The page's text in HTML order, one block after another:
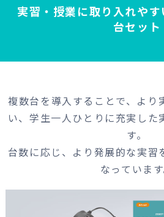
実習・授業に取り入れや
台セット
複数台を導入することで、より
い、学生一人ひとりに充実した
す。
台数に応じ、より発展的な実習
なっています